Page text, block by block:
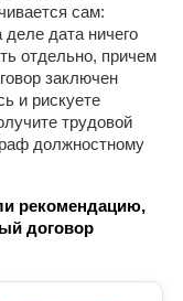
сам:
дата ничего
отдельно, причем
заключен
и рискуете
трудовой
должностному
рекомендацию,
договор